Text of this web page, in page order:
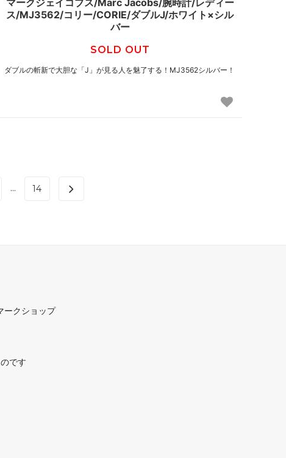
マークジェイコブス/Marc Jacobs/腕時計/レディー
ス/MJ3562/コリー/CORIE/ダブルJ/ホワイト×シル
バー
SOLD OUT
ダブルの斬新で大胆な「J」が見る人を魅了する！MJ3562シルバー！
... 14
ークショップ
です